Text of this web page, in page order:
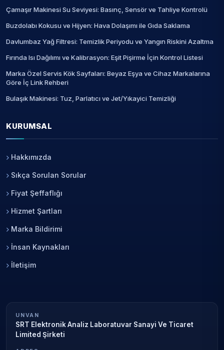
Çamaşır Makinesi Su Seviyesi: Basınç, Sensör ve Tahliye Kontrolü
Buzdolabı Kokusu ve Hijyen: Hava Dolaşımı ile Gıda Saklama
Davlumbaz Yağ Filtresi: Temizlik Periyodu ve Yangın Riskini Azaltma
Fırında Isı Dağılımı ve Kalibrasyon: Eşit Pişirme İçin Kontrol Listesi
Marka Özel Servis Kök Sayfaları: Beyaz Eşya ve Cihaz Markalarına
Göre İç Link Rehberi
Bulaşık Makinesi: Tuz, Parlatıcı ve Jet/Yıkayici Temizliği
KURUMSAL
Hakkımızda
Sıkça Sorulan Sorular
Fiyat Şeffaflığı
Hizmet Şartları
Marka Bildirimi
İnsan Kaynakları
İletişim
UNVAN
SRT Elektronik Analiz Laboratuvar Sanayi Ve Ticaret
Limited Şirketi